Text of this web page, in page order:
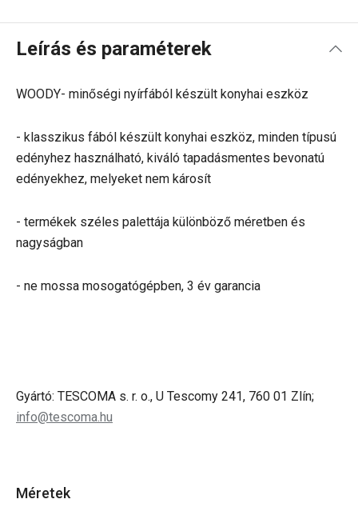
Leírás és paraméterek
WOODY- minőségi nyírfából készült konyhai eszköz
- klasszikus fából készült konyhai eszköz, minden típusú
edényhez használható, kiváló tapadásmentes bevonatú
edényekhez, melyeket nem károsít
- termékek széles palettája különböző méretben és
nagyságban
- ne mossa mosogatógépben, 3 év garancia
Gyártó: TESCOMA s. r. o., U Tescomy 241, 760 01 Zlín;
info@tescoma.hu
Méretek